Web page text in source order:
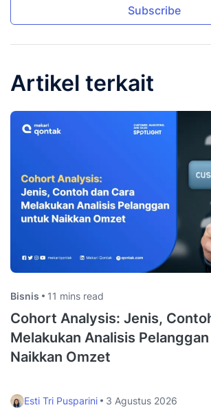
Subscribe
Artikel terkait
Bisnis 11 mins read
Cohort Analysis: Jenis,
Melakukan Analisis
Naikkan Omzet
Esti Tri Pusparini 3 Agustus 2026